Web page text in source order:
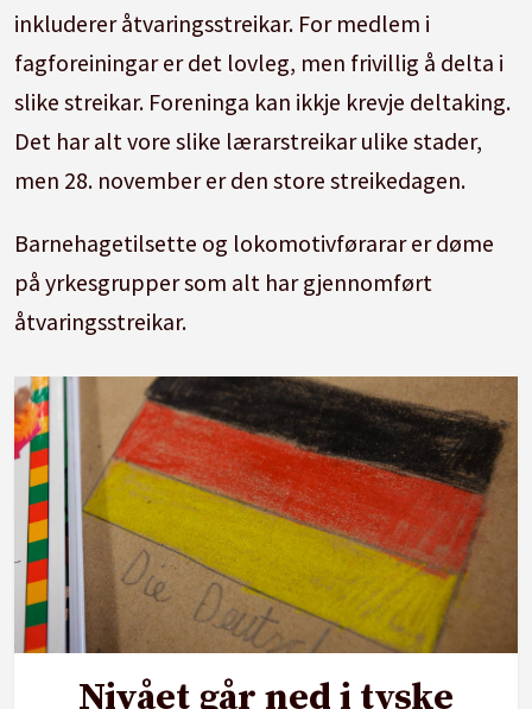
inkluderer åtvaringsstreikar. For medlem i
fagforeiningar er det lovleg, men frivillig å delta i
slike streikar. Foreninga kan ikkje krevje deltaking.
Det har alt vore slike lærarstreikar ulike stader,
men 28. november er den store streikedagen.
Barnehagetilsette og lokomotivførarar er døme
på yrkesgrupper som alt har gjennomført
åtvaringsstreikar.
Nivået går ned i tyske